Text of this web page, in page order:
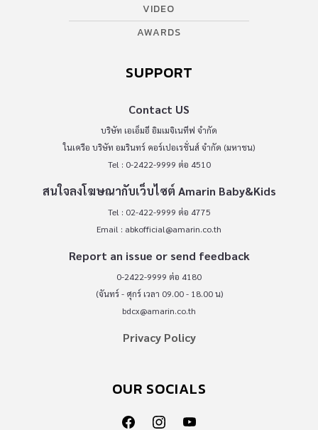
VIDEO
AWARDS
SUPPORT
Contact US
บริษัท เอเอ็มอี อิมเมจิเนทีฟ จำกัด
ในเครือ บริษัท อมรินทร์ คอร์เปอเรชั่นส์ จำกัด (มหาชน)
Tel : 0-2422-9999 ต่อ 4510
สนใจลงโฆษณากับเว็บไซต์ Amarin Baby&Kids
Tel : 02-422-9999 ต่อ 4775
Email : abkofficial@amarin.co.th
Report an issue or send feedback
0-2422-9999 ต่อ 4180
(จันทร์ - ศุกร์ เวลา 09.00 - 18.00 น)
bdcx@amarin.co.th
Privacy Policy
OUR SOCIALS